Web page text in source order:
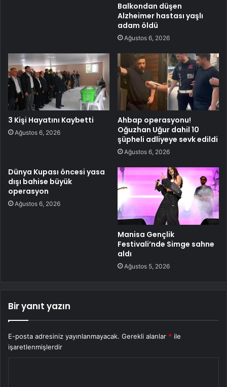
Balkondan düşen
Alzheimer hastası yaşlı
adam öldü
Ağustos 6, 2026
3 Kişi Hayatını Kaybetti
Ağustos 6, 2026
Ahbap operasyonu!
Oğuzhan Uğur dahil 10
şüpheli adliyeye sevk edildi
Ağustos 6, 2026
Dünya Kupası öncesi yasa
dışı bahise büyük
operasyon
Ağustos 6, 2026
Manisa Gençlik
Festivali’nde Simge sahne
aldı
Ağustos 5, 2026
Bir yanıt yazın
E-posta adresiniz yayınlanmayacak. Gerekli alanlar * ile
işaretlenmişlerdir